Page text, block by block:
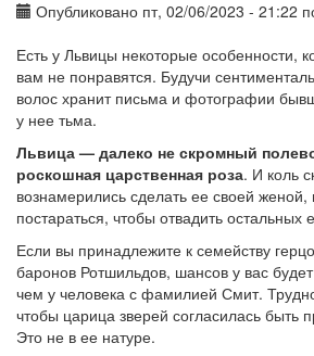
Опубликовано пт, 02/06/2023 - 21:22
Есть у Львицы некоторые особенности,
вам не понравятся. Будучи
волос хранит письма и фотографии
у нее тьма.
Львица — далеко не скромный
роскошная царственная роза. И коль
вознамерились сделать ее своей
постараться, чтобы отвадить остальных
Если вы принадлежите к семейству
баронов Ротшильдов, шансов у вас
чем у человека с фамилией Смит.
чтобы царица зверей согласилась быть
Это не в ее натуре.